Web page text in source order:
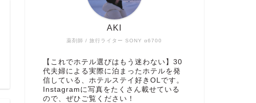
薬剤師 / 旅行ライター SONY α6700
AKI
【これでホテル選びはもう迷わない】30
代夫婦による実際に泊まったホテルを発
信している、ホテルステイ好きOLです。
Instagramに写真をたくさん載せている
ので、ぜひご覧ください！